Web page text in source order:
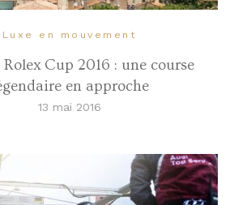
Luxe en mouvement
Cup 2016 : une course
en approche
13 mai 2016